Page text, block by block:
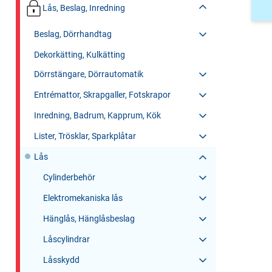
Lås, Beslag, Inredning
Beslag, Dörrhandtag
Dekorkätting, Kulkätting
Dörrstängare, Dörrautomatik
Entrémattor, Skrapgaller, Fotskrapor
Inredning, Badrum, Kapprum, Kök
Lister, Trösklar, Sparkplåtar
Lås
Cylinderbehör
Elektromekaniska lås
Hänglås, Hänglåsbeslag
Låscylindrar
Låsskydd